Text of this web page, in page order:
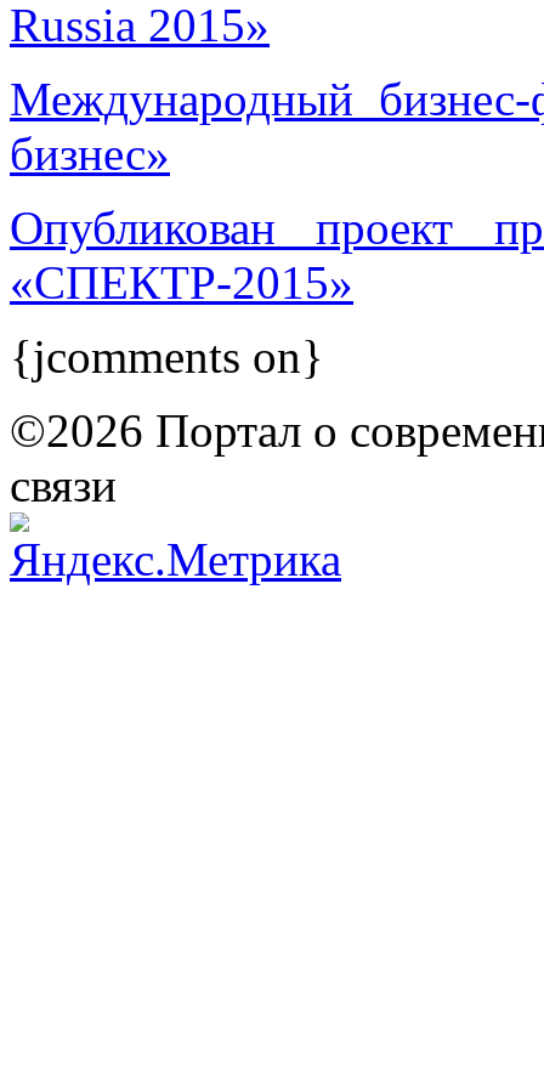
Russia 2015»
Международный
бизнес»
Опубликован проект
«СПЕКТР-2015»
{jcomments on}
©2026 Портал о
связи